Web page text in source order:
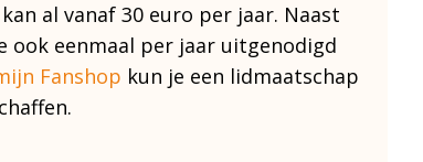
al vanaf 30 euro per jaar. Naast
ook eenmaal per jaar uitgenodigd
Fanshop kun je een lidmaatschap